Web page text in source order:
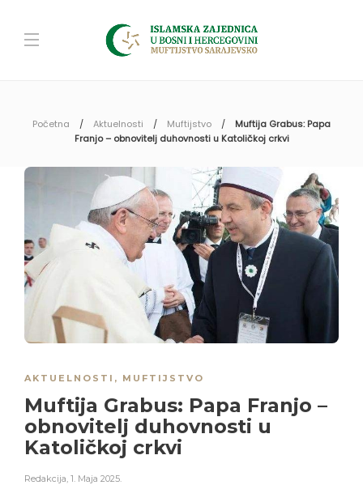
Početna Aktuelnosti Muftijstvo
Muftija Grabus: Papa
Franjo – obnovitelj duhovnosti u Katoličkoj crkvi
AKTUELNOSTI , MUFTIJSTVO
Muftija Grabus: Papa Franjo –
obnovitelj duhovnosti u
Katoličkoj crkvi
Redakcija, 1. Maja 2025.